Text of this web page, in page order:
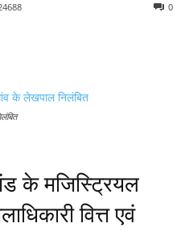
0
688
के मजिस्ट्रियल
वित्त एवं